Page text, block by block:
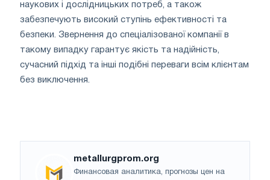
наукових і дослідницьких потреб, а також
забезпечують високий ступінь ефективності та
безпеки. Звернення до спеціалізованої компанії в
такому випадку гарантує якість та надійність,
сучасний підхід та інші подібні переваги всім клієнтам
без виключення.
metallurgprom.org
Финансовая аналитика, прогнозы цен на